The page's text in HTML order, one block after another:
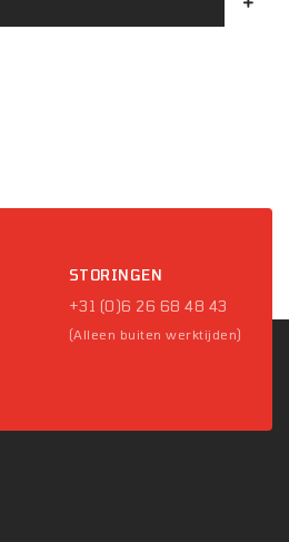
STORINGEN
+31 (0)6 26 68 48 43
(Alleen buiten werktijden)